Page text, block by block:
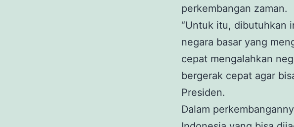
perkembangan zaman.
“Untuk itu, dibutuhkan
negara basar yang
cepat mengalahkan
bergerak cepat agar
Presiden.
Dalam